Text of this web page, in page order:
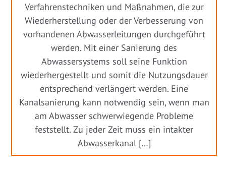
Verfahrenstechniken und Maßnahmen, die zur
Wiederherstellung oder der Verbesserung von
vorhandenen Abwasserleitungen durchgeführt
werden. Mit einer Sanierung des
Abwassersystems soll seine Funktion
wiederhergestellt und somit die Nutzungsdauer
entsprechend verlängert werden. Eine
Kanalsanierung kann notwendig sein, wenn man
am Abwasser schwerwiegende Probleme
feststellt. Zu jeder Zeit muss ein intakter
Abwasserkanal […]